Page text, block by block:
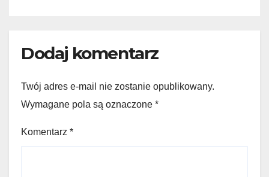
Dodaj komentarz
Twój adres e-mail nie zostanie opublikowany.
Wymagane pola są oznaczone *
Komentarz *